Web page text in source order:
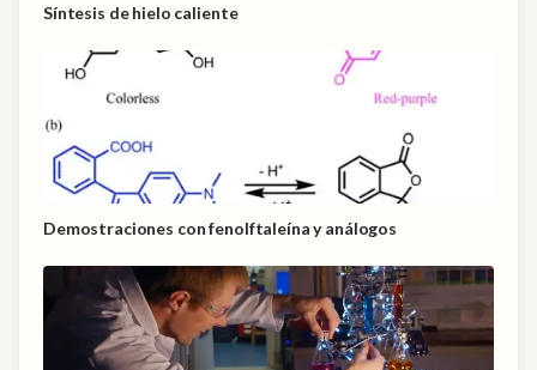
Síntesis de hielo caliente
Demostraciones con fenolftaleína y análogos